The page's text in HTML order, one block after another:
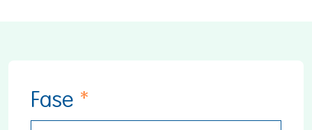
Fase *